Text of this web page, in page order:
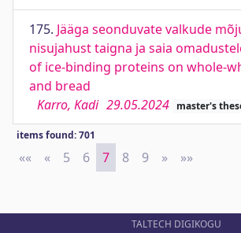
175. Jääga seonduvate valkude
nisujahust taigna ja saia
of ice-binding proteins on whole-
and bread
Karro, Kadi 29.05.2024 master's
items found: 701
«« First
« Previous
5 6 7 8 9 » Next
»»
TALTECH DIGIKOGU